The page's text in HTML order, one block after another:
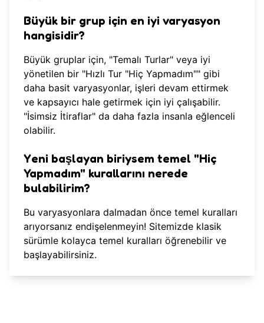
Büyük bir grup için en iyi varyasyon
hangisidir?
Büyük gruplar için, "Temalı Turlar" veya iyi
yönetilen bir "Hızlı Tur "Hiç Yapmadım"" gibi
daha basit varyasyonlar, işleri devam ettirmek
ve kapsayıcı hale getirmek için iyi çalışabilir.
"İsimsiz İtiraflar" da daha fazla insanla eğlenceli
olabilir.
Yeni başlayan biriysem temel "Hiç
Yapmadım" kurallarını nerede
bulabilirim?
Bu varyasyonlara dalmadan önce temel kuralları
arıyorsanız endişelenmeyin! Sitemizde klasik
sürümle kolayca temel kuralları öğrenebilir ve
başlayabilirsiniz.